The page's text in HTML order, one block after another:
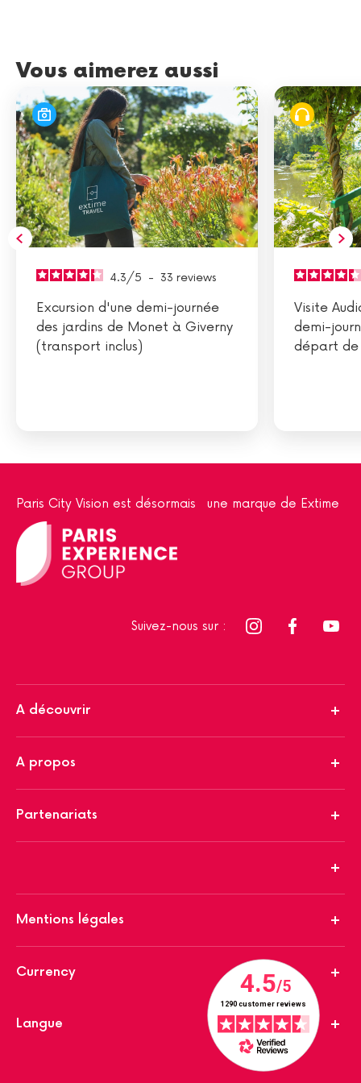
Vous aimerez aussi
4.3/5 - 33 reviews
Excursion d'une demi-journée
des jardins de Monet à Giverny
(transport inclus)
Visite
demi-
départ de
Paris City Vision est désormais une marque de Extime
Suivez-nous sur :
A découvrir
A propos
Partenariats
Mentions légales
Currency
Langue